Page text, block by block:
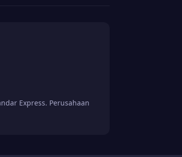
Express. Perusahaan